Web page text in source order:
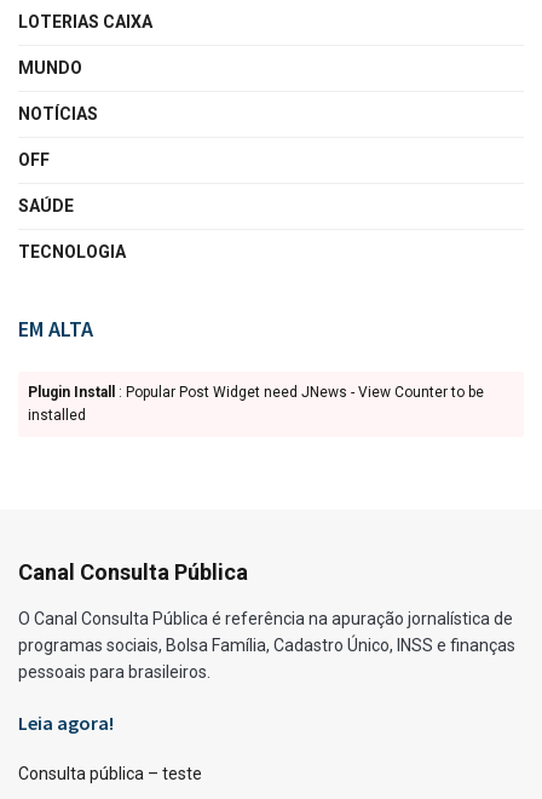
LOTERIAS CAIXA
MUNDO
NOTÍCIAS
OFF
SAÚDE
TECNOLOGIA
EM ALTA
Plugin Install
: Popular Post Widget need JNews - View Counter to be
installed
Canal Consulta Pública
O Canal Consulta Pública é referência na apuração jornalística de
programas sociais, Bolsa Família, Cadastro Único, INSS e finanças
pessoais para brasileiros.
Leia agora!
Consulta pública – teste